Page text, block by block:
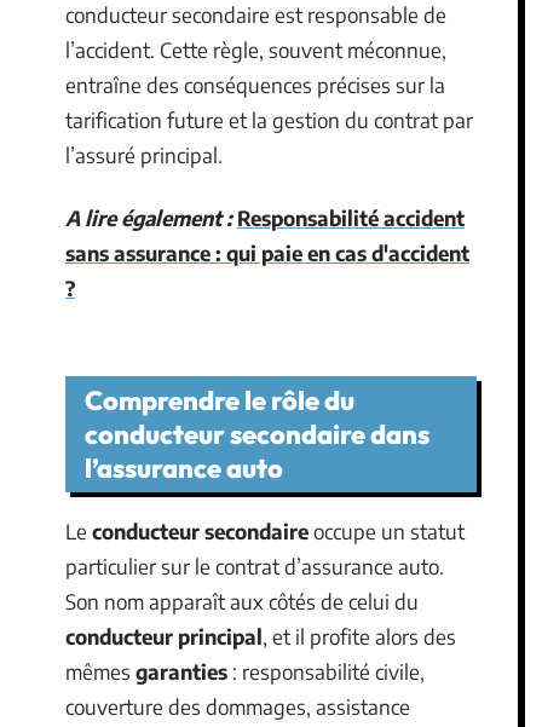
conducteur secondaire est responsable de
l’accident. Cette règle, souvent méconnue,
entraîne des conséquences précises sur la
tarification future et la gestion du contrat par
l’assuré principal.
A lire également : Responsabilité accident
sans assurance : qui paie en cas d'accident
?
Comprendre le rôle du
conducteur secondaire dans
l’assurance auto
Le conducteur secondaireoccupe un statut
particulier sur le contrat d’assurance auto.
Son nom apparaît aux côtés de celui du
conducteur principal, et il profite alors des
mêmes garanties : responsabilité civile,
couverture des dommages, assistance